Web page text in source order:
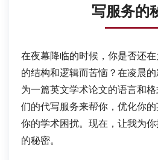
写服务的
在夜幕降临的时候，你是否还
的结构和逻辑而苦恼？在凌晨
为一篇英文学术论文的语言和
们的代写服务来帮你，优化你
你的学术困扰。现在，让我为
的秘密。